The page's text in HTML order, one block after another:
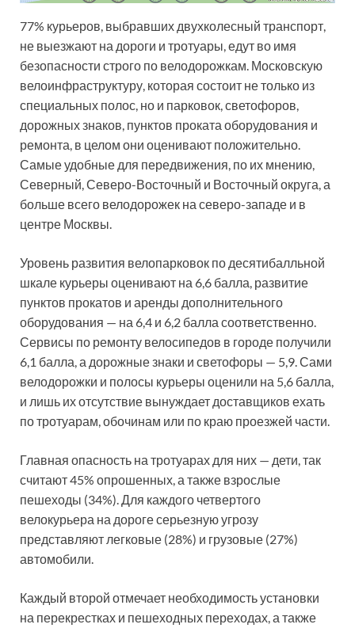
77% курьеров, выбравших двухколесный транспорт,
не выезжают на дороги и тротуары, едут во имя
безопасности строго по велодорожкам. Московскую
велоинфраструктуру, которая состоит не только из
специальных полос, но и парковок, светофоров,
дорожных знаков, пунктов проката оборудования и
ремонта, в целом они оценивают положительно.
Самые удобные для передвижения, по их мнению,
Северный, Северо-Восточный и Восточный округа, а
больше всего велодорожек на северо-западе и в
центре Москвы.
Уровень развития велопарковок по десятибалльной
шкале курьеры оценивают на 6,6 балла, развитие
пунктов прокатов и аренды дополнительного
оборудования — на 6,4 и 6,2 балла соответственно.
Сервисы по ремонту велосипедов в городе получили
6,1 балла, а дорожные знаки и светофоры — 5,9. Сами
велодорожки и полосы курьеры оценили на 5,6 балла,
и лишь их отсутствие вынуждает доставщиков ехать
по тротуарам, обочинам или по краю проезжей части.
Главная опасность на тротуарах для них — дети, так
считают 45% опрошенных, а также взрослые
пешеходы (34%). Для каждого четвертого
велокурьера на дороге серьезную угрозу
представляют легковые (28%) и грузовые (27%)
автомобили.
Каждый второй отмечает необходимость установки
на перекрестках и пешеходных переходах, а также